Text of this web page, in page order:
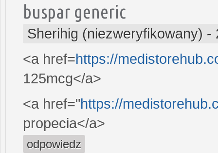
buspar generic
Sherihig (niezweryfikowany) -
<a href=https://
125mcg</a>
<a href="https://
propecia</a>
odpowiedz